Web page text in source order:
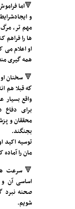
🔻اما
و
مهم تر،
ها را فراهم
همه گیری
🔻 سخنان
كه قبلا هم
واقع
برای دفاع
محققان و
بجنگند.
توسيه اکید
مان را آماده
🔻سرعت
اساسی آن و
صحنه نبرد
شویم.